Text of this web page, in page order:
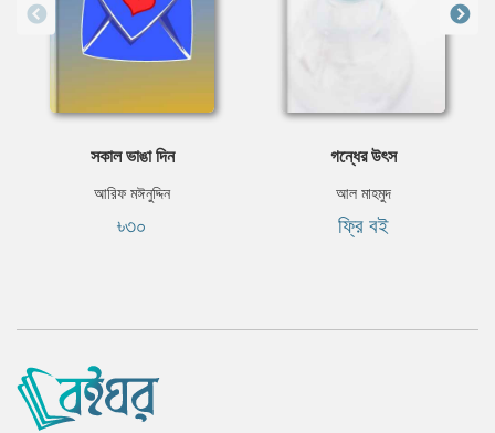
সকাল ভাঙা দিন
আরিফ মঈনুদ্দিন
৳৩০
গন্ধের উৎস
আল মাহমুদ
ফ্রি বই